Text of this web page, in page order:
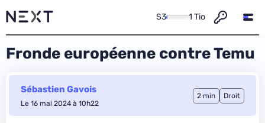
S3 1 Tio
Fronde européenne contre Temu
Sébastien Gavois
Le 16 mai 2024 à 10h22
2 min Droit